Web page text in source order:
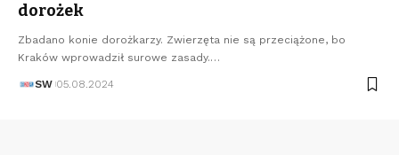
dorożek
Zbadano konie dorożkarzy. Zwierzęta nie są przeciążone, bo
Kraków wprowadził surowe zasady.…
SW 05.08.2024